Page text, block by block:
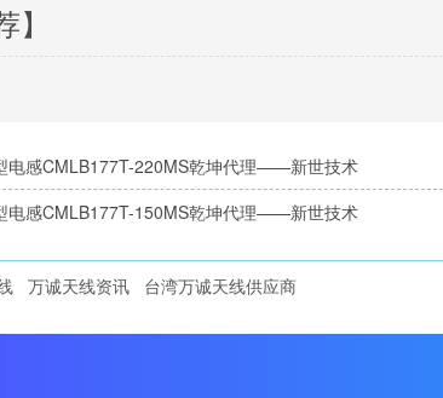
】
电感CMLB177T-220MS乾坤代理——新世技术
电感CMLB177T-150MS乾坤代理——新世技术
万诚天线资讯 台湾万诚天线供应商